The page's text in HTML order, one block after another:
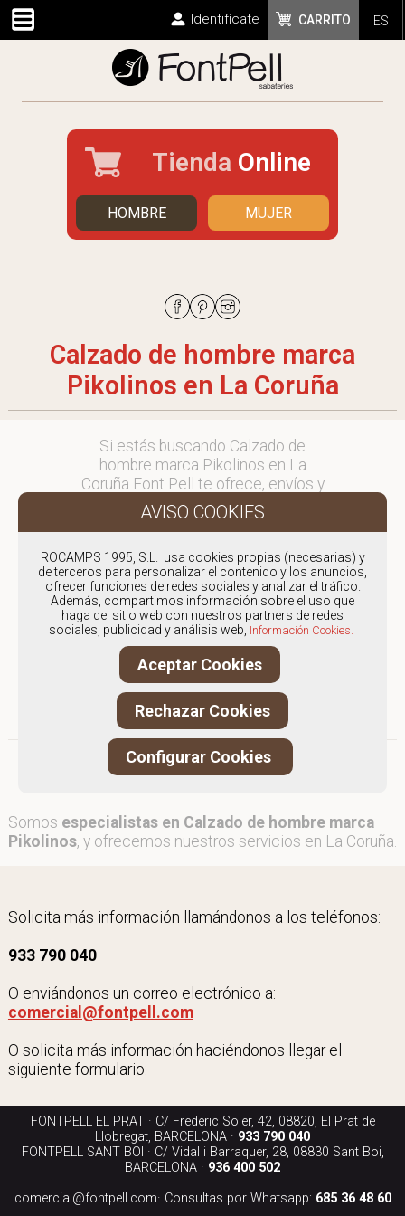
ES
CARRITO
Identifícate
Tienda Online
HOMBRE MUJER
Calzado de hombre marca
Pikolinos en La Coruña
Si estás buscando Calzado de
hombre marca Pikolinos en La
Coruña Font Pell te ofrece, envíos y
devoluciones gratuítos a Península y
Baleares, para otros destinos
en comercial@fontpell.com.
Los envíos a La Coruña gestionados
entre semana se entregarán en
menos de 48 horas; los pedidos
realizados en fin de semana, el
producto se enviará a partir del
lunes.
Somos especialistas en Calzado de hombre marca
Pikolinos, y ofrecemos nuestros servicios en La Coruña.
Solicita más información llamándonos a los teléfonos:
933 790 040
O enviándonos un correo electrónico a:
comercial@fontpell.com
O solicita más información haciéndonos llegar el
siguiente formulario:
FONTPELL EL PRAT · C/ Frederic Soler, 42, 08820, El Prat de
Llobregat, BARCELONA · 933 790 040
FONTPELL SANT BOI · C/ Vidal i Barraquer, 28, 08830 Sant Boi,
BARCELONA · 936 400 502
comercial@fontpell.com· Consultas por Whatsapp: 685 36 48 60
ROCAMPS 1995, S.L. usa cookies propias (necesarias) y
de terceros para personalizar el contenido y los anuncios,
ofrecer funciones de redes sociales y analizar el tráfico.
Además, compartimos información sobre el uso que
haga del sitio web con nuestros partners de redes
sociales, publicidad y análisis web, Información Cookies.
Aceptar Cookies
Rechazar Cookies
Configurar Cookies